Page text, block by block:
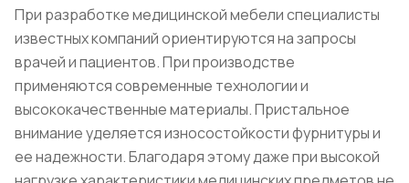
При разработке медицинской мебели специалисты
известных компаний ориентируются на запросы
врачей и пациентов. При производстве
применяются современные технологии и
высококачественные материалы. Пристальное
внимание уделяется износостойкости фурнитуры и
ее надежности. Благодаря этому даже при высокой